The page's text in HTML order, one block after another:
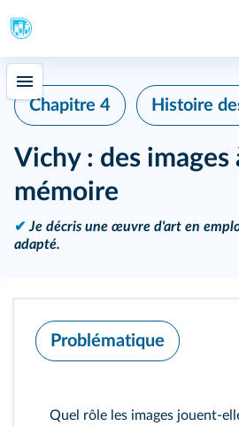
Chapitre 4 Histoire
Vichy : des
mémoire
✔ Je décris une œuvre d'art en
adapté.
Problématique
Quel rôle les images jouent-